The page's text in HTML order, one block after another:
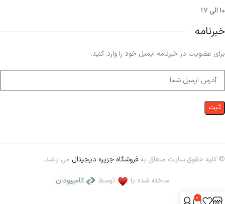
۱۰ الی ۱۷
خبرنامه
برای عضویت در خبرنامه ایمیل خود را وارد کنید.
© کلیه حقوق سایت متعلق به فروشگاه جزیره دیجیتال می باشد.
ساخته شده با
توسط کامپیودان
0